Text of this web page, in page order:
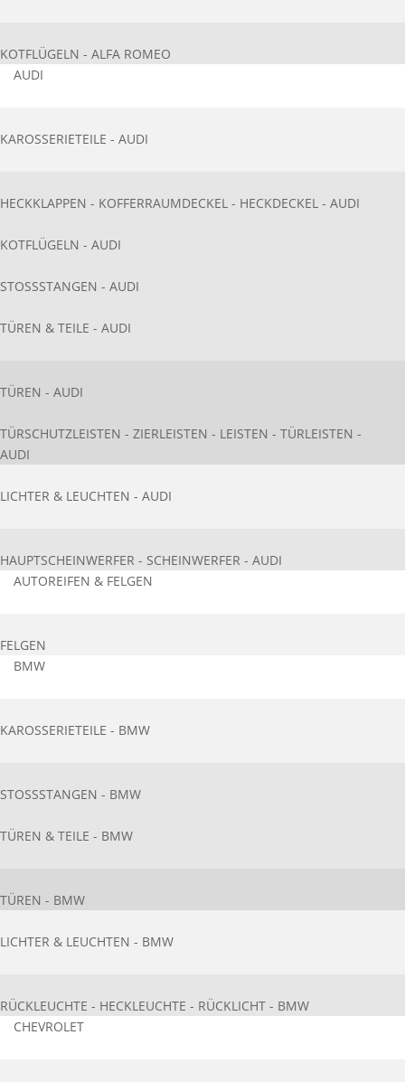
KOTFLÜGELN - ALFA ROMEO
AUDI
KAROSSERIETEIL​E - AUDI
HECKKLAPPEN - KOFFERRAUMDECKEL - HECKDECKEL - AUDI
KOTFLÜGELN - AUDI
STOSSSTANGEN - AUDI
TÜREN & TEILE - AUDI
TÜREN - AUDI
TÜRSCHUTZLEISTEN - ZIERLEISTEN - LEISTEN - TÜRLEISTEN -
AUDI
LICHTER & LEUCHTEN - AUDI
HAUPTSCHEINWERFER - SCHEINWERFER - AUDI
AUTOREIFEN & FELGEN
FELGEN
BMW
KAROSSERIETEIL​E - BMW
STOSSSTANGEN - BMW
TÜREN & TEILE - BMW
TÜREN - BMW
LICHTER & LEUCHTEN - BMW
RÜCKLEUCHTE - HECKLEUCHTE - RÜCKLICHT - BMW
CHEVROLET